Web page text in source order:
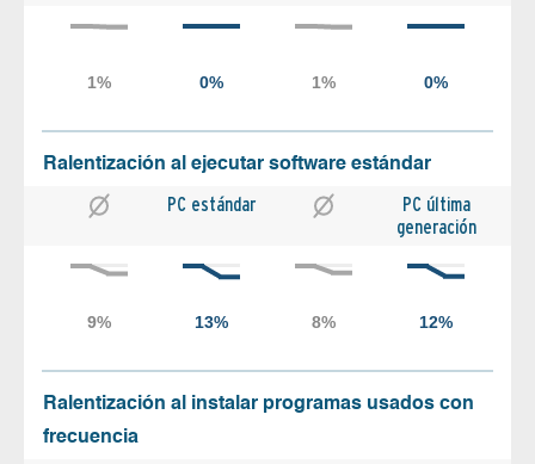
Ralentización al ejecutar software estándar
PC estándar
PC última
generación
Ralentización al instalar programas usados con
frecuencia